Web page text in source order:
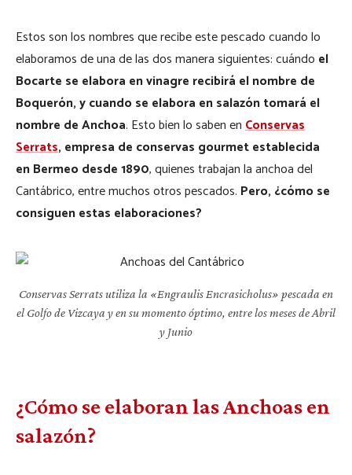
Estos son los nombres que recibe este pescado cuando lo
elaboramos de una de las dos manera siguientes: cuándo el
Bocarte se elabora en vinagre recibirá el nombre de
Boquerón, y cuando se elabora en salazón tomará el
nombre de Anchoa. Esto bien lo saben enConservas
Serrats, empresa de conservas gourmet establecida
en Bermeo desde 1890, quienes trabajan la anchoa del
Cantábrico, entre muchos otros pescados. Pero, ¿cómo se
consiguen estas elaboraciones?
Conservas Serrats utiliza la «Engraulis Encrasicholus» pescada en
el Golfo de Vizcaya y en su momento óptimo, entre los meses de Abril
y Junio
¿Cómo se elaboran las Anchoas en
salazón?